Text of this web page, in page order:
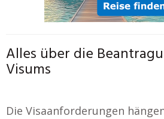
Alles über die
Visums
Die Visaanforderungen